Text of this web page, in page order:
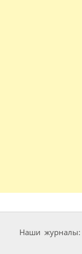
Наши журналы: